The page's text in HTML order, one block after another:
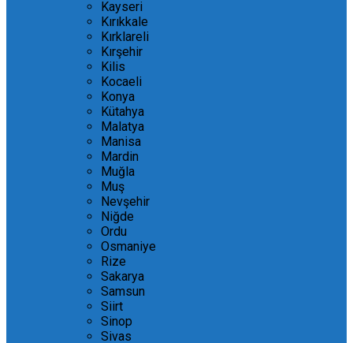
Kayseri
Kırıkkale
Kırklareli
Kırşehir
Kilis
Kocaeli
Konya
Kütahya
Malatya
Manisa
Mardin
Muğla
Muş
Nevşehir
Niğde
Ordu
Osmaniye
Rize
Sakarya
Samsun
Siirt
Sinop
Sivas